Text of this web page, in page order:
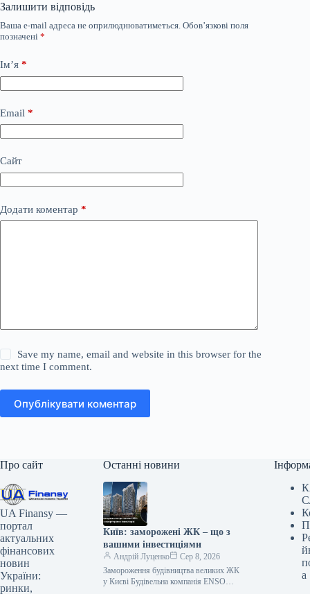
Залишити відповідь
Ваша e-mail адреса не оприлюднюватиметься. Обов’язкові поля
позначені *
Ім’я *
Email *
Сайт
Додати коментар *
Save my name, email and website in this browser for the
next time I comment.
Опублікувати коментар
Про сайт
UA Finansy —
портал
актуальних
фінансових
новин
України:
ринки,
Останні новини
Київ: заморожені ЖК – що з
вашими інвестиціями
Андрій Луценко
Сер 8, 2026
Замороження будівництва великих ЖК
у Києві Будівельна компанія ENSO
а